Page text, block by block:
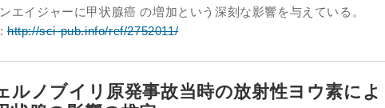
エイジャーに甲状腺癌 の増加という深刻な影響を与えている。
http://sci-pub.info/ref/2752011/
ルノブイリ原発事故当時の放射性ヨウ素によ